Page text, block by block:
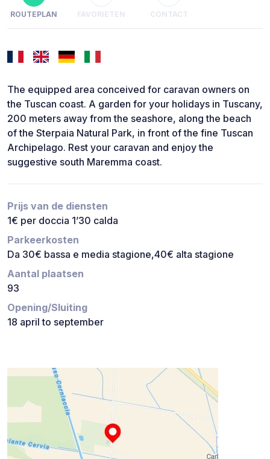
ROUTEPLAN FAVORIETEN CONTACT
The equipped area conceived for caravan owners on
the Tuscan coast. A garden for your holidays in Tuscany,
200 meters away from the seashore, along the beach
of the Sterpaia Natural Park, in front of the fine Tuscan
Archipelago. Rest your caravan and enjoy the
suggestive south Maremma coast.
Prijs van de diensten
1€ per doccia 1’30 calda
Parkeerkosten
Da 30€ bassa e media stagione,40€ alta stagione
Aantal plaatsen
93
Opening/Sluiting
18 april to september